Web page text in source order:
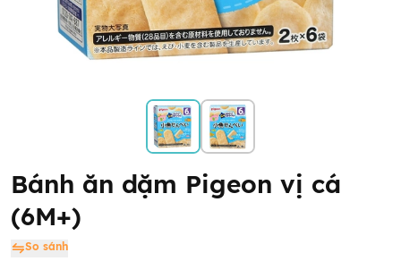
Bánh ăn dặm Pigeon vị cá
(6M+)
So sánh